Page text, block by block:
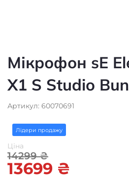
Мікрофон sE
X1 S Studio
Артикул: 60070691
Лідери продажу
Ціна
14299₴
13699 ₴